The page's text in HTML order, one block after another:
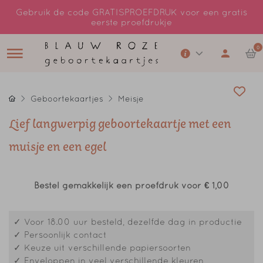
Gebruik de code GRATISPROEFDRUK voor een gratis
eerste proefdrukje
0
Geboortekaartjes Meisje
Lief langwerpig geboortekaartje met een
muisje en een egel
Bestel gemakkelijk een proefdruk voor € 1,00
✓ Voor 18.00 uur besteld, dezelfde dag in productie
✓ Persoonlijk contact
✓ Keuze uit verschillende papiersoorten
✓ Enveloppen in veel verschillende kleuren